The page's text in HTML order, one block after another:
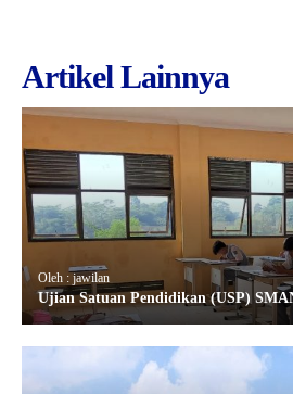
Artikel Lainnya
Oleh : jawilan
Ujian Satuan Pendidikan (USP)